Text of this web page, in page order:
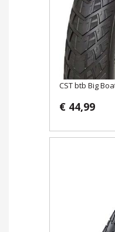
CST btb Big
€ 44,99